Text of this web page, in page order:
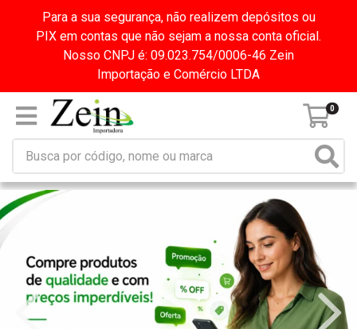
Para a sua segurança, não realizem depósitos ou
PIX em contas que não sejam a nossa conta oficial.
Nosso CNPJ é: 09.023.754/0006-46 Zein
Importação e Comércio LTDA
0